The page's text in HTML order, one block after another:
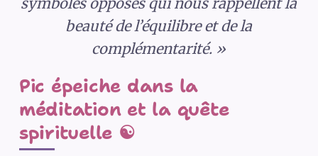
beauté de l’équilibre et de la
complémentarité. »
Pic épeiche dans la
méditation et la quête
spirituelle ☯️